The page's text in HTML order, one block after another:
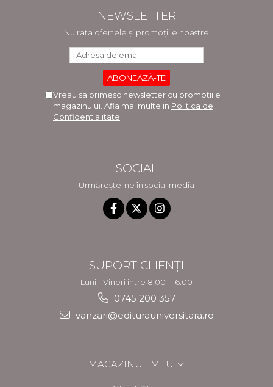
NEWSLETTER
Nu rata ofertele și promoțiile noastre
Vreau sa primesc newsletter cu promotiile
magazinului. Afla mai multe in Politica de
Confidentialitate
SOCIAL
Urmărește-ne în social media
SUPORT CLIENȚI
Luni - Vineri intre 8.00 - 16.00
0745 200 357
vanzari@editurauniversitara.ro
MAGAZINUL MEU